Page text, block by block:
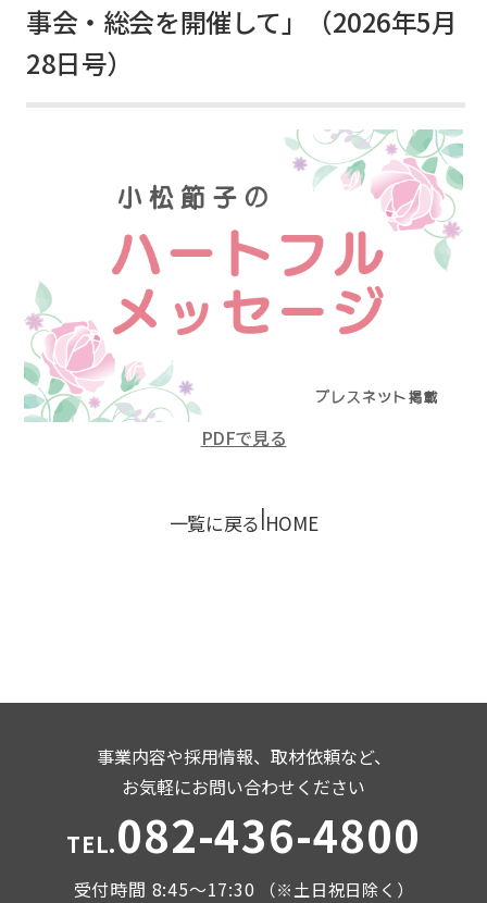
事会・総会を開催して」（2026年5月
28日号）
PDFで見る
一覧に戻る|HOME
事業内容や採用情報、取材依頼など、
お気軽にお問い合わせください
TEL.082-436-4800
受付時間 8:45～17:30 （※土日祝日除く）